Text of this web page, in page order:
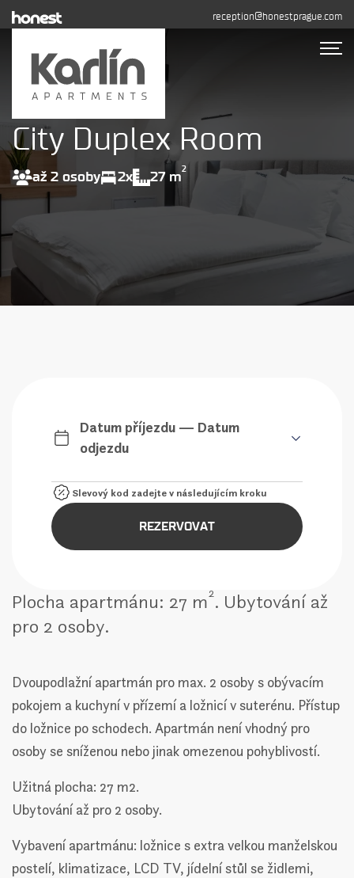
reception@honestprague.com
Ubytování
Fotogalerie
Dlouhodobý pronájem
Kontakty
+420 608 544 155
City Duplex Room
až 2 osoby 2x 27 m
2
Plocha apartmánu: 27 m2. Ubytování až
pro 2 osoby.
Dvoupodlažní apartmán pro max. 2 osoby s obývacím
pokojem a kuchyní v přízemí a ložnicí v suterénu. Přístup
do ložnice po schodech. Apartmán není vhodný pro
osoby se sníženou nebo jinak omezenou pohyblivostí.
Užitná plocha: 27 m2.
Ubytování až pro 2 osoby.
Vybavení apartmánu: ložnice s extra velkou manželskou
postelí, klimatizace, LCD TV, jídelní stůl se židlemi,
Datum příjezdu — Datum
odjezdu
REZERVOVAT